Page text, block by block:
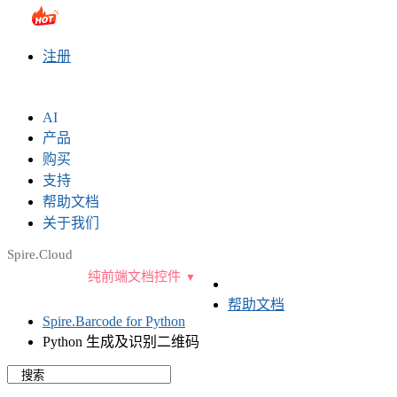
sales@e-iceblue.com
注册
AI
产品
购买
支持
帮助文档
关于我们
Spire.Cloud
纯前端文档控件
帮助文档
Spire.Barcode for Python
Python 生成及识别二维码